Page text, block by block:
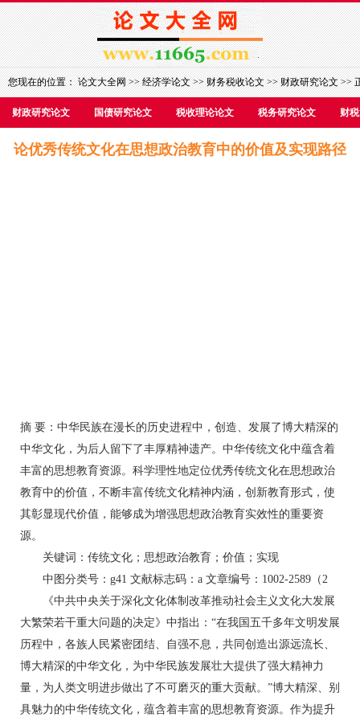
您现在的位置：论文大全网>>经济学论文>>财务税收论文>>财政研究论文>>
财政研究论文 国债研究论文 税收理论论文 税务研究论文 财
论优秀传统文化在思想政治教育中的价值及实现路径
摘 要：中华民族在漫长的历史进程中，创造、发展了博大精深的
中华文化，为后人留下了丰厚精神遗产。中华传统文化中蕴含着
丰富的思想教育资源。科学理性地定位优秀传统文化在思想政治
教育中的价值，不断丰富传统文化精神内涵，创新教育形式，使
其彰显现代价值，能够成为增强思想政治教育实效性的重要资
源。
关键词：传统文化；思想政治教育；价值；实现
中图分类号：g41 文献标志码：a 文章编号：1002-2589（2
《中共中央关于深化文化体制改革推动社会主义文化大发展
大繁荣若干重大问题的决定》中指出：“在我国五千多年文明发展
历程中，各族人民紧密团结、自强不息，共同创造出源远流长、
博大精深的中华文化，为中华民族发展壮大提供了强大精神力
量，为人类文明进步做出了不可磨灭的重大贡献。”博大精深、别
具魅力的中华传统文化，蕴含着丰富的思想教育资源。作为提升